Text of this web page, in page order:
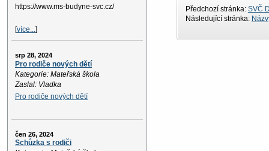
https://www.ms-budyne-svc.cz/
[více...]
srp 28, 2024
Pro rodiče nových dětí
Kategorie: Mateřská škola
Zaslal: Vladka
Pro rodiče nových dětí
čen 26, 2024
Schůzka s rodiči
Předchozí stránka: SVČ
Následující stránka: